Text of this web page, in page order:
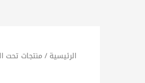
الرئيسية / منتجات تحت